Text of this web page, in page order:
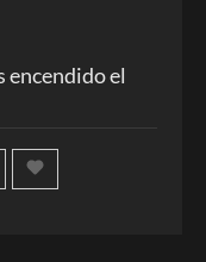
encendido el